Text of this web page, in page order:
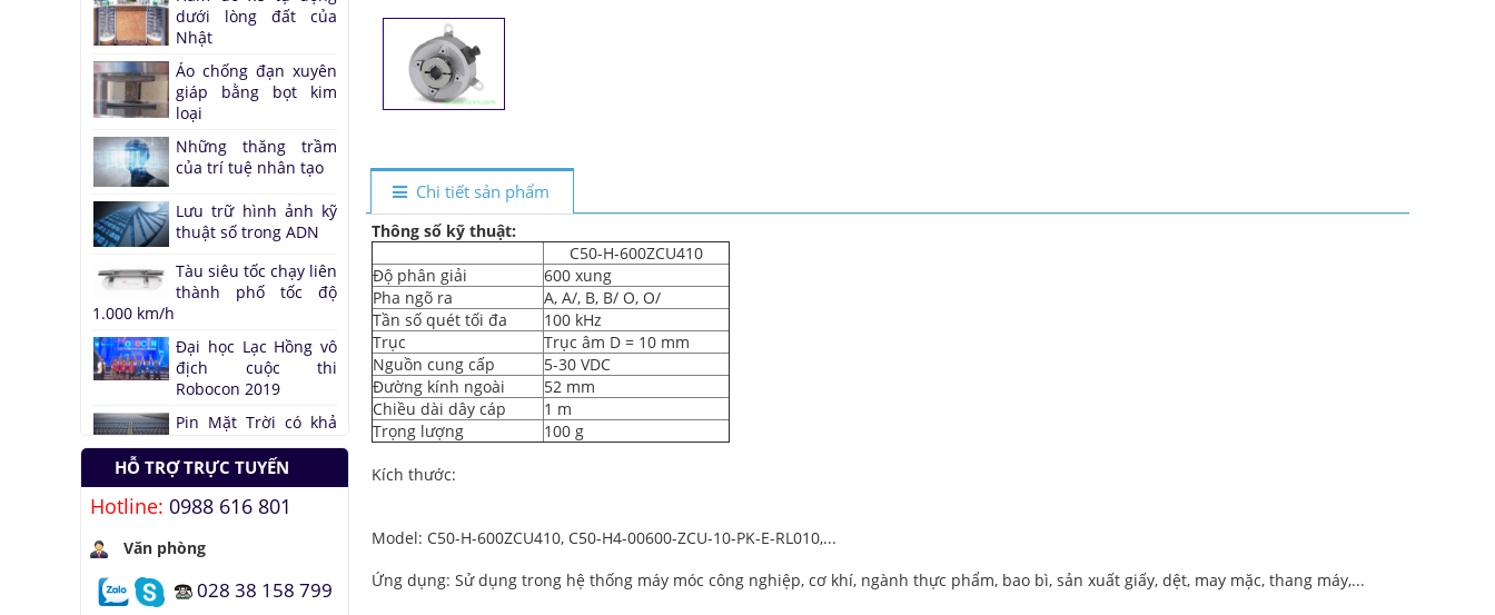
Chi tiết sản phẩm
Thông số kỹ thuật:
C50-H-600ZCU410
Độ phân giải
600 xung
Pha ngõ ra
A, A/, B, B/ O, O/
Tần số quét tối đa
100 kHz
Trục
Trục âm D = 10 mm
Nguồn cung cấp
5-30 VDC
Đường kính ngoài
52 mm
Chiều dài dây cáp
1 m
Trọng lượng
100 g
Kích thước:
Model: C50-H-600ZCU410, C50-H4-00600-ZCU-10-PK-E-RL010,...
Ứng dụng: Sử dụng trong hệ thống máy móc công nghiệp, cơ khí, ngành thực phẩm, bao bì, sản xuất giấy, dệt, may mặc, thang máy,...
Áo chống đạn xuyên
giáp bằng bọt kim
loại
Những thăng trầm
của trí tuệ nhân tạo
Lưu trữ hình ảnh kỹ
thuật số trong ADN
Tàu siêu tốc chạy liên
thành phố tốc độ
1.000 km/h
Đại học Lạc Hồng vô
Robocon 2019
Pin Mặt Trời có khả
năng tái tạo ánh
sáng
Đảo ngược quá trình
quang hợp để tạo
nhiên liệu
dưới lòng đất của
Áo chống đạn xuyên
HỖ TRỢ TRỰC TUYẾN
Hotline: 0988 616 801
Văn phòng
028 38 158 799